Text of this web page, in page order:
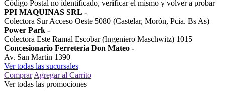
Código Postal no identificado, verificar el mismo y volver a probar
PPI MAQUINAS SRL -
Colectora Sur Acceso Oeste 5080 (Castelar, Morón, Pcia. Bs As)
Power Park -
Colectora Este Ramal Escobar (Ingeniero Maschwitz) 1015
Concesionario Ferreteria Don Mateo -
Av. San Martin 1390
Ver todas las sucursales
Comprar Agregar al Carrito
Ver todas las promociones